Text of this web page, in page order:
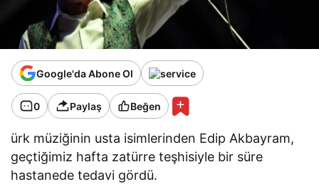
Google'da Abone Ol
0 Paylaş Beğen
ürk müziğinin usta isimlerinden Edip Akbayram,
geçtiğimiz hafta zatürre teşhisiyle bir süre
hastanede tedavi gördü.